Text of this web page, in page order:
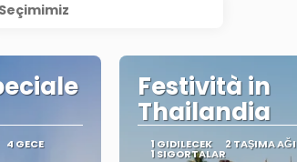
Seçimimiz
4 GECE
Festività in
Thailandia
1 GIDILECEK 2 TAŞIMA AĞI
1 SIGORTALAR